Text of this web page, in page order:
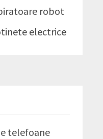
robot
electrice
telefoane